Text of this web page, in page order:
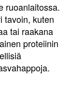
ruoanlaitossa.
tavoin, kuten
tai raakana
proteiinin